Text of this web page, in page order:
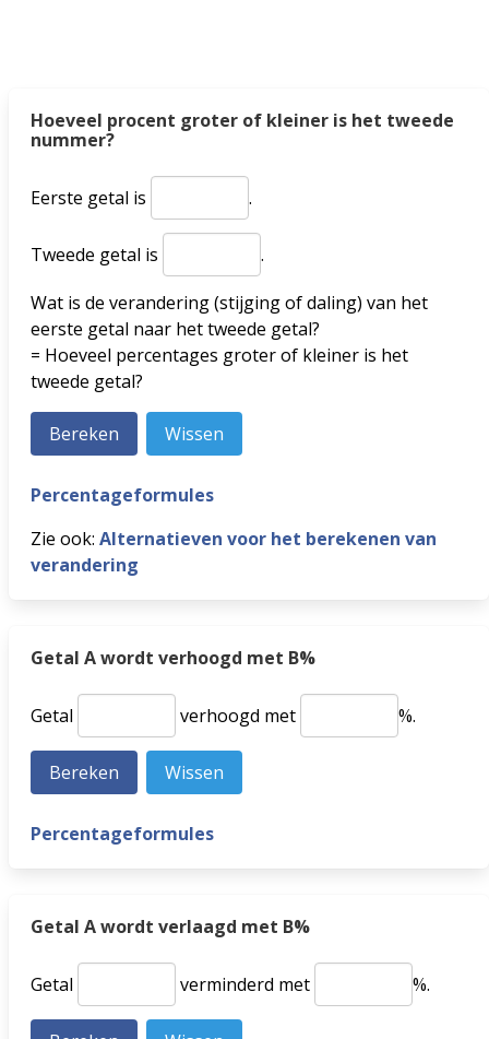
Hoeveel procent groter of kleiner is het tweede
nummer?
Eerste getal is .
Tweede getal is
.
Wat is de verandering (stijging of daling) van het
eerste getal naar het tweede getal?
= Hoeveel percentages groter of kleiner is het
tweede getal?
Percentageformules
Zie ook: Alternatieven voor het berekenen van
verandering
Getal A wordt verhoogd met B%
Getal verhoogd met %.
Percentageformules
Getal A wordt verlaagd met B%
Getal verminderd met %.